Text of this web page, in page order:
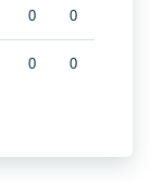
0 0
0 0